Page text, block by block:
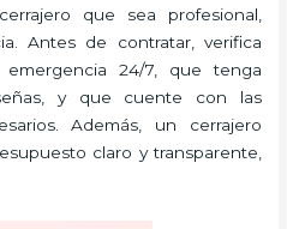
que sea profesional,
Antes de contratar, verifica
24/7, que tenga
y que cuente con las
Además, un cerrajero
claro y transparente,